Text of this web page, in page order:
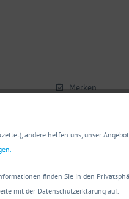
Merken
Sie haben Fragen
Wir helfen Ihnen
andere helfen uns, unser
finden Sie in den
mit der Datenschutzerklärung auf.